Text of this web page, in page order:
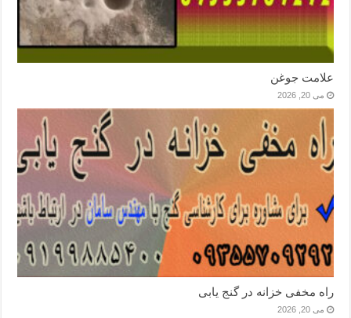
علامت جوغن
می 20, 2026
راه مخفی خزانه در گنج یابی
می 20, 2026